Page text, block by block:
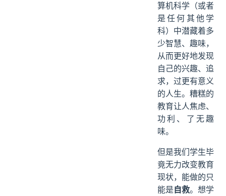
算机科学（或者
是任何其他学
科）中潜藏着多
少智慧、趣味，
从而更好地发现
自己的兴趣、追
求，过更有意义
的人生。糟糕的
教育让人焦虑、
功利、了无趣
味。
但是我们学生毕
竟无力改变教育
现状，能做的只
能是自救。想学